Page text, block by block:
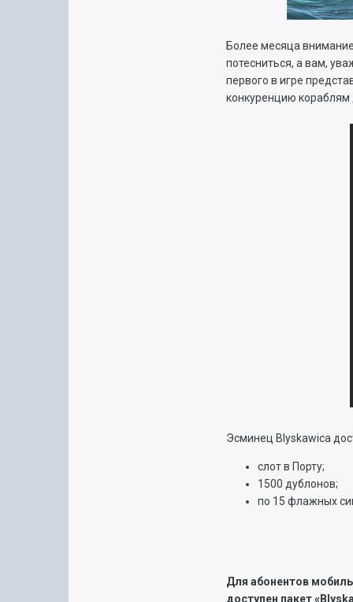
Более месяца
потесниться, а вам,
первого в игре
конкуренцию кораблям
Эсминец Blyskawica
слот в Порту;
1500 дублонов;
по 15 флажных
Для абонентов
доступен пакет